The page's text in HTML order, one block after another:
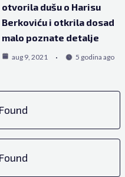
otvorila dušu o Harisu
Berkoviću i otkrila dosad
malo poznate detalje
aug 9, 2021 5 godina ago